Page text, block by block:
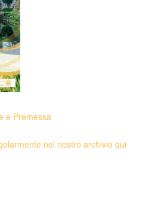
e Premessa
nel nostro archivio qui